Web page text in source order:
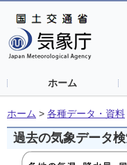
ホーム
ホーム > 各種データ・資料
過去の気象データ